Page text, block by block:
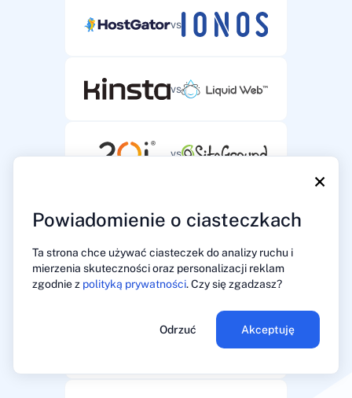
×
Powiadomienie o ciasteczkach
Ta strona chce używać ciasteczek do analizy ruchu i
mierzenia skuteczności oraz personalizacji reklam
zgodnie z polityką prywatności. Czy się zgadzasz?
Odrzuć Akceptuję
vs
vs
vs
vs
vs